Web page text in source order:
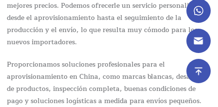
mejores precios. Podemos ofrecerle un servicio personalizado,
desde el aprovisionamiento hasta el seguimiento de la
producción y el envío, lo que resulta muy cómodo para los
nuevos importadores.
Proporcionamos soluciones profesionales para el
aprovisionamiento en China, como marcas blancas, desarrollo
de productos, inspección completa, buenas condiciones de
pago y soluciones logísticas a medida para envíos pequeños.